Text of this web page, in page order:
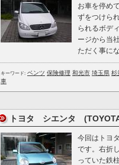
お車を停め
ずをつけら
られるボデ
ージから当
ただく事に
キーワード: ベンツ 保険修理 和光市 埼玉県 杉
車
トヨタ シエンタ
今回はトヨ
です。右折
っていた鉄